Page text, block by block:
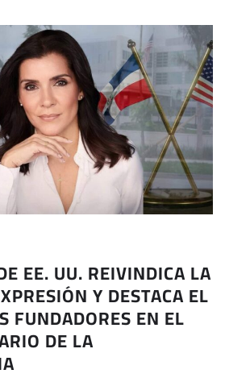
EE. UU. REIVINDICA LA
Y DESTACA EL
FUNDADORES EN EL
DE LA